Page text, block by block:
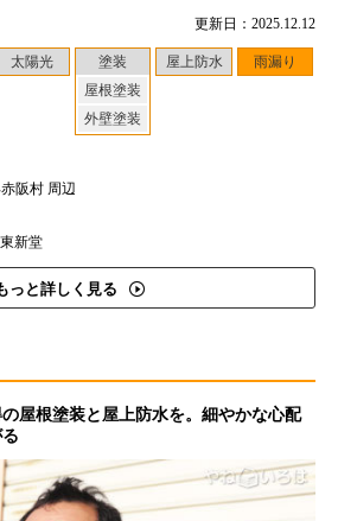
更新日：2025.12.12
太陽光
塗装
屋根塗装
外壁塗装
屋上防水 雨漏り
阪村 周辺
新堂
っと詳しく見る
屋根塗装と屋上防水を。細やかな心配